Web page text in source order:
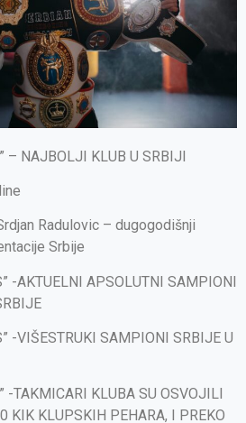
– NAJBOLJI KLUB U SRBIJI
Radulovic – dugogodišnji
Srbije
-AKTUELNI APSOLUTNI SAMPIONI
-VIŠESTRUKI SAMPIONI SRBIJE U
-TAKMICARI KLUBA SU OSVOJILI
KIK KLUPSKIH PEHARA, I PREKO